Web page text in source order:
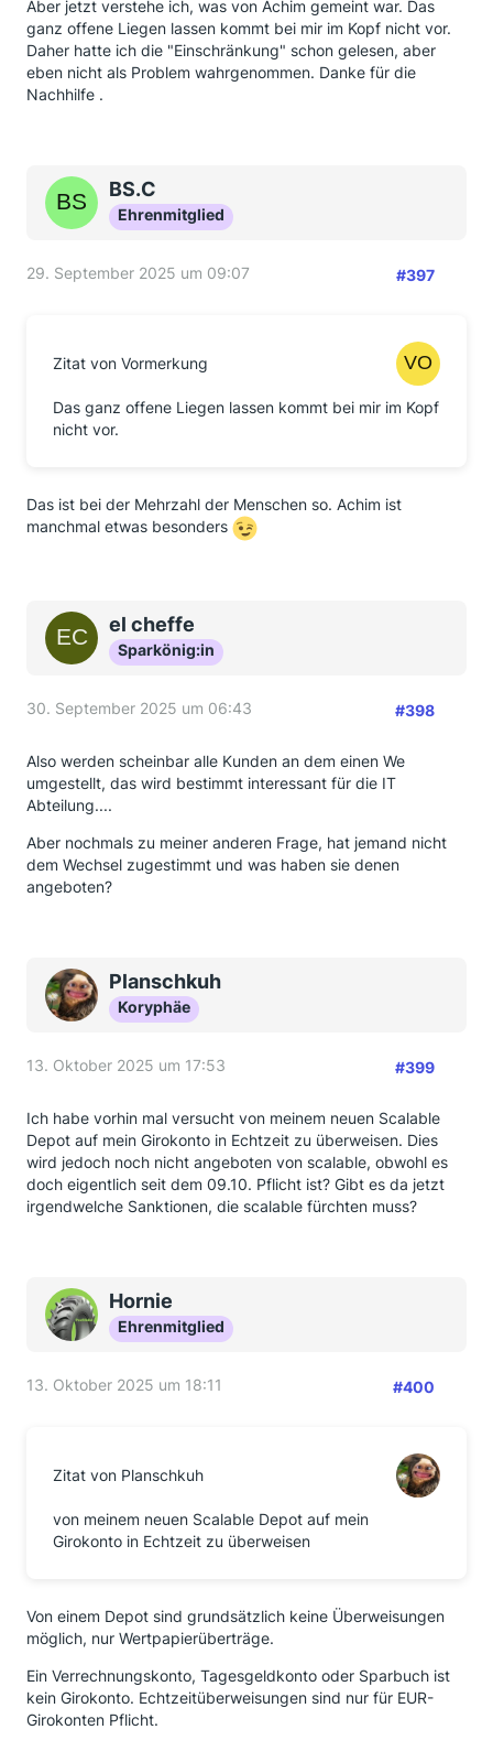
Aber jetzt verstehe ich, was von Achim gemeint war. Das
ganz offene Liegen lassen kommt bei mir im Kopf nicht vor.
Daher hatte ich die "Einschränkung" schon gelesen, aber
eben nicht als Problem wahrgenommen. Danke für die
Nachhilfe .
BS.C
Ehrenmitglied
29. September 2025 um 09:07 #397
Zitat von Vormerkung
Das ganz offene Liegen lassen kommt bei mir im Kopf
nicht vor.
Das ist bei der Mehrzahl der Menschen so. Achim ist
manchmal etwas besonders
el cheffe
Sparkönig:in
30. September 2025 um 06:43 #398
Also werden scheinbar alle Kunden an dem einen We
umgestellt, das wird bestimmt interessant für die IT
Abteilung....
Aber nochmals zu meiner anderen Frage, hat jemand nicht
dem Wechsel zugestimmt und was haben sie denen
angeboten?
Planschkuh
Koryphäe
13. Oktober 2025 um 17:53 #399
Ich habe vorhin mal versucht von meinem neuen Scalable
Depot auf mein Girokonto in Echtzeit zu überweisen. Dies
wird jedoch noch nicht angeboten von scalable, obwohl es
doch eigentlich seit dem 09.10. Pflicht ist? Gibt es da jetzt
irgendwelche Sanktionen, die scalable fürchten muss?
Hornie
Ehrenmitglied
13. Oktober 2025 um 18:11 #400
Zitat von Planschkuh
von meinem neuen Scalable Depot auf mein
Girokonto in Echtzeit zu überweisen
Von einem Depot sind grundsätzlich keine Überweisungen
möglich, nur Wertpapierüberträge.
Ein Verrechnungskonto, Tagesgeldkonto oder Sparbuch ist
kein Girokonto. Echtzeitüberweisungen sind nur für EUR-
Girokonten Pflicht.